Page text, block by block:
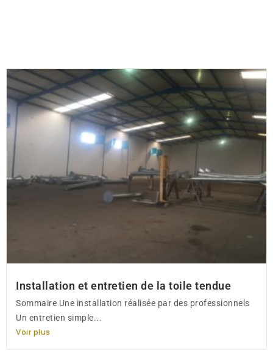
Installation et entretien de la toile tendue
Sommaire Une installation réalisée par des professionnels
Un entretien simple...
Voir plus